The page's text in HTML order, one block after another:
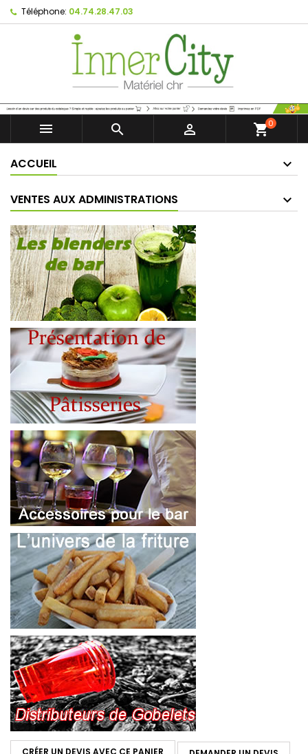
Téléphone: 04.74.28.47.03
   shopping_cart0
ACCUEIL
VENTES AUX ADMINISTRATIONS
CRÉER UN DEVIS AVEC CE PANIER